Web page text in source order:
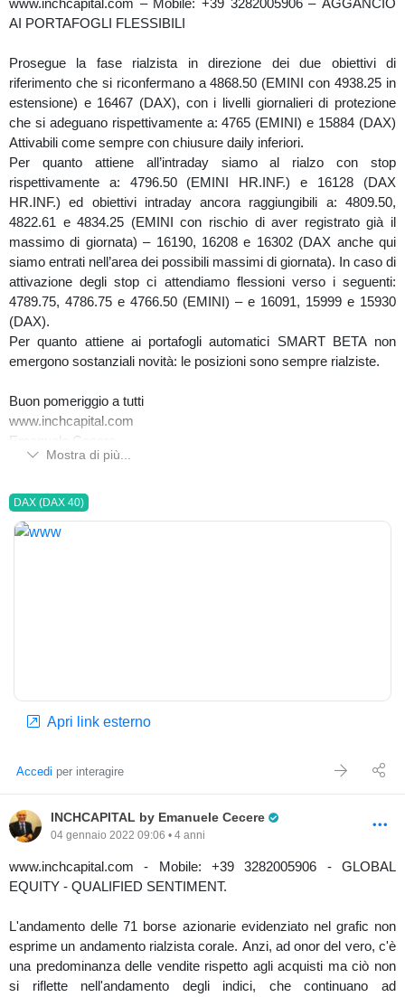
www.inchcapital.com – Mobile: +39 3282005906 – AGGANCIO
AI PORTAFOGLI FLESSIBILI
Prosegue la fase rialzista in direzione dei due obiettivi di
riferimento che si riconfermano a 4868.50 (EMINI con 4938.25 in
estensione) e 16467 (DAX), con i livelli giornalieri di protezione
che si adeguano rispettivamente a: 4765 (EMINI) e 15884 (DAX)
Attivabili come sempre con chiusure daily inferiori.
Per quanto attiene all’intraday siamo al rialzo con stop
rispettivamente a: 4796.50 (EMINI HR.INF.) e 16128 (DAX
HR.INF.) ed obiettivi intraday ancora raggiungibili a: 4809.50,
4822.61 e 4834.25 (EMINI con rischio di aver registrato già il
massimo di giornata) – 16190, 16208 e 16302 (DAX anche qui
siamo entrati nell’area dei possibili massimi di giornata). In caso di
attivazione degli stop ci attendiamo flessioni verso i seguenti:
4789.75, 4786.75 e 4766.50 (EMINI) – e 16091, 15999 e 15930
(DAX).
Per quanto attiene ai portafogli automatici SMART BETA non
emergono sostanziali novità: le posizioni sono sempre rialziste.
Buon pomeriggio a tutti
www.inchcapital.com
Emanuele Cecere
Mostra di più...
DAX (DAX 40)
Apri link esterno
Accedi per interagire
INCHCAPITAL by Emanuele Cecere
04 gennaio 2022 09:06 • 4 anni
www.inchcapital.com - Mobile: +39 3282005906 - GLOBAL
EQUITY - QUALIFIED SENTIMENT.
L'andamento delle 71 borse azionarie evidenziato nel grafic non
esprime un andamento rialzista corale. Anzi, ad onor del vero, c'è
una predominanza delle vendite rispetto agli acquisti ma ciò non
si riflette nell'andamento degli indici, che continuano ad